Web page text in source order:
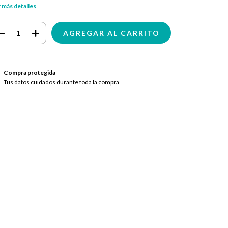
más detalles
Compra protegida
Tus datos cuidados durante toda la compra.